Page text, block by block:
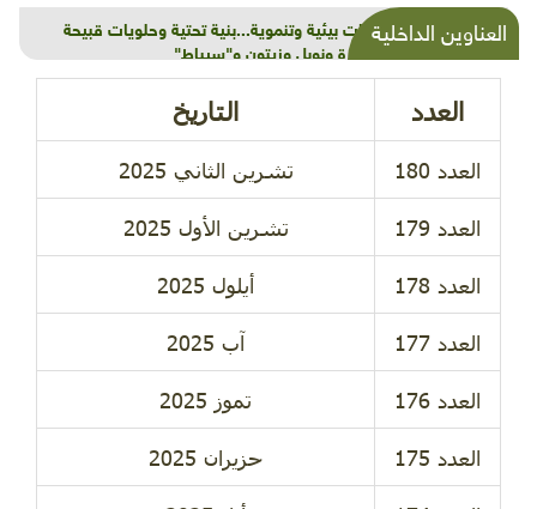
العناوين الداخليةشذرات بيئية وتنموية...بنية تحتية وحلويات قبيحة
وحاكورة ونوبل وزيتون و"سيباط"
العدد التاريخ
تشرين الثاني 2025
تشرين الأول 2025
أيلول 2025
آب 2025
تموز 2025
حزيران 2025